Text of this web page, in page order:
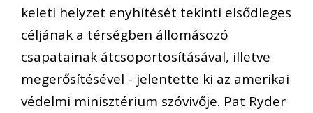
keleti helyzet enyhítését tekinti elsődleges
céljának a térségben állomásozó
csapatainak átcsoportosításával, illetve
megerősítésével - jelentette ki az amerikai
védelmi minisztérium szóvivője. Pat Ryder